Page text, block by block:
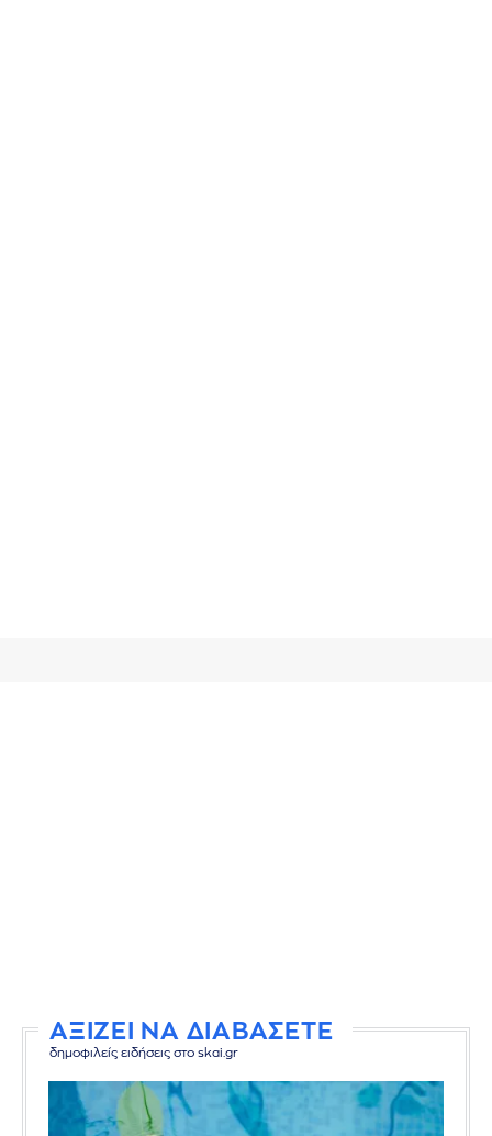
ΑΞΙΖΕΙ ΝΑ ΔΙΑΒΑΣΕΤΕ
δημοφιλείς ειδήσεις στο skai.gr